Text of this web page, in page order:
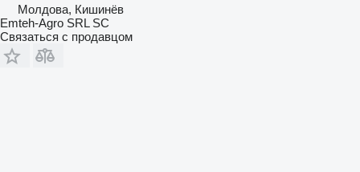
Молдова, Кишинёв
Emteh-Agro SRL SC
Связаться с продавцом